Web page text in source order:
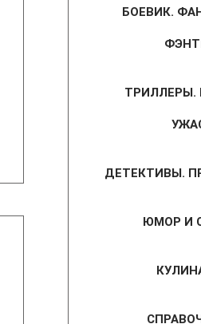
БОЕВИК.
ТРИЛЛЕРЫ.
ДЕТЕКТИВЫ.
ЮМОР И